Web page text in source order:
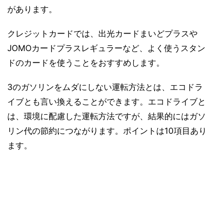
があります。
クレジットカードでは、出光カードまいどプラスや
JOMOカードプラスレギュラーなど、よく使うスタン
ドのカードを使うことをおすすめします。
3のガソリンをムダにしない運転方法とは、エコドラ
イブとも言い換えることができます。エコドライブと
は、環境に配慮した運転方法ですが、結果的にはガソ
リン代の節約につながります。ポイントは10項目あり
ます。